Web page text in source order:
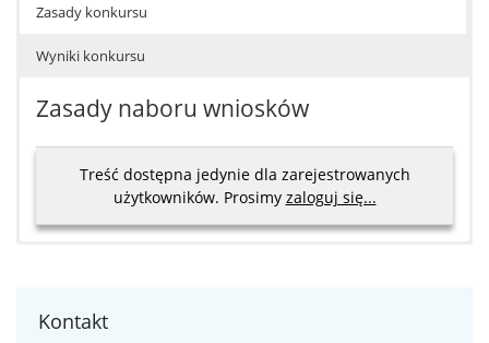
Zasady konkursu
Wyniki konkursu
Zasady naboru wniosków
Treść dostępna jedynie dla zarejestrowanych
użytkowników. Prosimy zaloguj się...
„School of Ideas in Neuroscience 2024” – 145 875
Kontakt